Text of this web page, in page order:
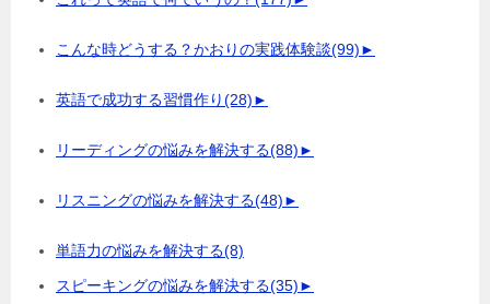
こんな時どうする？かおりの実践体験談(99)►
英語で成功する習慣作り(28)►
リーディングの悩みを解決する(88)►
リスニングの悩みを解決する(48)►
単語力の悩みを解決する(8)
スピーキングの悩みを解決する(35)►